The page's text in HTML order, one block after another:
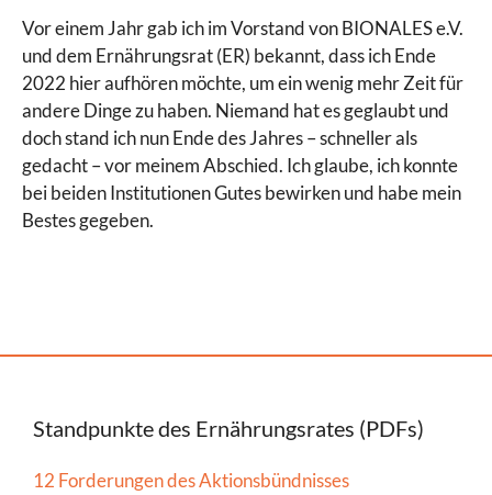
Vor einem Jahr gab ich im Vorstand von BIONALES e.V.
und dem Ernährungsrat (ER) bekannt, dass ich Ende
2022 hier aufhören möchte, um ein wenig mehr Zeit für
andere Dinge zu haben. Niemand hat es geglaubt und
doch stand ich nun Ende des Jahres – schneller als
gedacht – vor meinem Abschied. Ich glaube, ich konnte
bei beiden Institutionen Gutes bewirken und habe mein
Bestes gegeben.
Standpunkte des Ernährungsrates (PDFs)
12 Forderungen des Aktionsbündnisses